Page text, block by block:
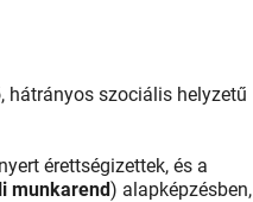
hátrányos szociális helyzetű
érettségizettek, és a
munkarend) alapképzésben,